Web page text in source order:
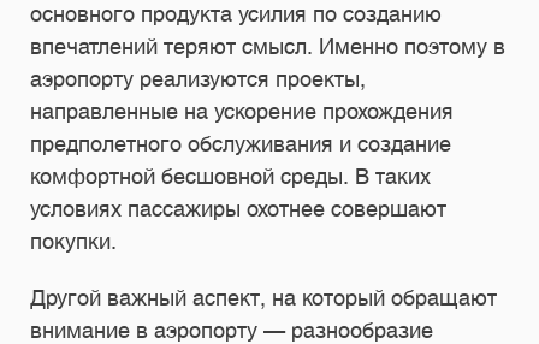
основного продукта усилия по созданию
впечатлений теряют смысл. Именно поэтому в
аэропорту реализуются проекты,
направленные на ускорение прохождения
предполетного обслуживания и создание
комфортной бесшовной среды. В таких
условиях пассажиры охотнее совершают
покупки.
Другой важный аспект, на который обращают
внимание в аэропорту — разнообразие